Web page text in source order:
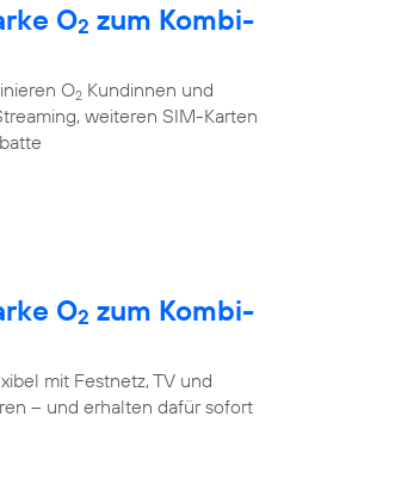
O2 zum Kombi-
O2 Kundinnen und
weiteren SIM-Karten
O2 zum Kombi-
mit Festnetz, TV und
– und erhalten dafür sofort